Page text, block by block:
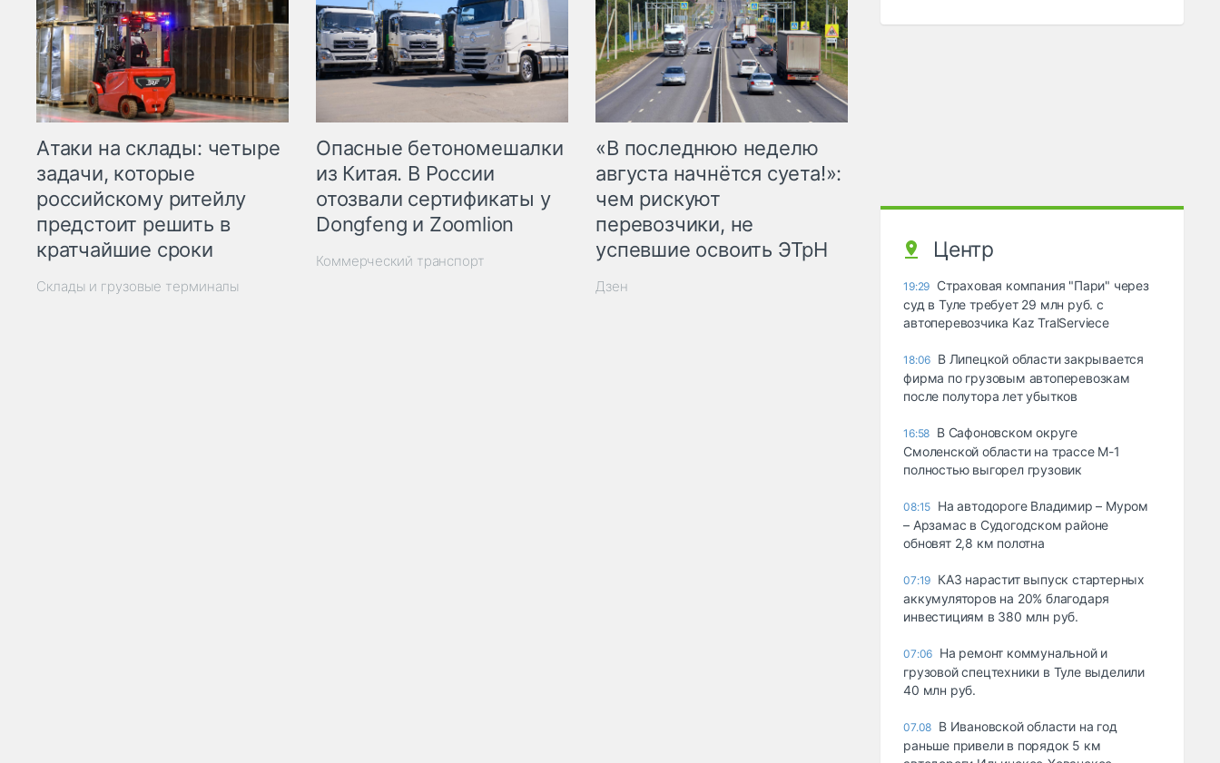
Атаки на склады: четыре
задачи, которые
российскому ритейлу
предстоит решить в
кратчайшие сроки
Склады и грузовые терминалы
Опасные бетономешалки
из Китая. В России
отозвали сертификаты у
Dongfeng и Zoomlion
Коммерческий транспорт
«В последнюю неделю
августа начнётся суета!»:
чем рискуют
перевозчики, не
успевшие освоить ЭТрН
Дзен
Центр
19:29 Страховая компания "Пари" через
суд в Туле требует 29 млн руб. с
автоперевозчика Kaz TralServiece
18:06 В Липецкой области закрывается
фирма по грузовым автоперевозкам
после полутора лет убытков
16:58 В Сафоновском округе
Смоленской области на трассе М-1
полностью выгорел грузовик
08:15 На автодороге Владимир – Муром
– Арзамас в Судогодском районе
обновят 2,8 км полотна
07:19 КАЗ нарастит выпуск стартерных
аккумуляторов на 20% благодаря
инвестициям в 380 млн руб.
07:06 На ремонт коммунальной и
грузовой спецтехники в Туле выделили
40 млн руб.
07.08 В Ивановской области на год
раньше привели в порядок 5 км